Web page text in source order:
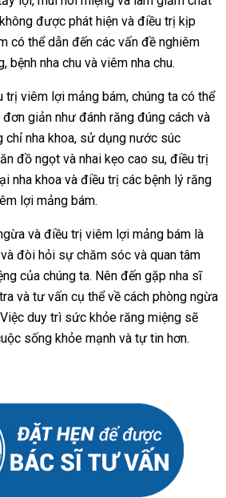
được phát hiện và điều trị kịp
có thể dẫn đến các vấn đề nghiêm
bệnh nha chu và viêm nha chu.
trị viêm lợi mảng bám, chúng ta có thể
giản như đánh răng đúng cách và
chỉ nha khoa, sử dụng nước súc
đồ ngọt và nhai kẹo cao su, điều trị
nha khoa và điều trị các bệnh lý răng
lợi mảng bám.
và điều trị viêm lợi mảng bám là
đòi hỏi sự chăm sóc và quan tâm
của chúng ta. Nên đến gặp nha sĩ
và tư vấn cụ thể về cách phòng ngừa
duy trì sức khỏe răng miệng sẽ
sống khỏe mạnh và tự tin hơn.